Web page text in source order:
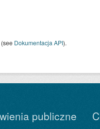
Dokumentacja API).
publiczne